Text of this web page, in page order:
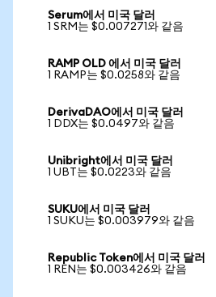
Serum에서 미국 달러
1 SRM는 $0.007271와 같음
RAMP OLD 에서 미국 달러
1 RAMP는 $0.0258와 같음
DerivaDAO에서 미국 달러
1 DDX는 $0.0497와 같음
Unibright에서 미국 달러
1 UBT는 $0.0223와 같음
SUKU에서 미국 달러
1 SUKU는 $0.003979와 같음
Republic Token에서 미국 달러
1 REN는 $0.003426와 같음